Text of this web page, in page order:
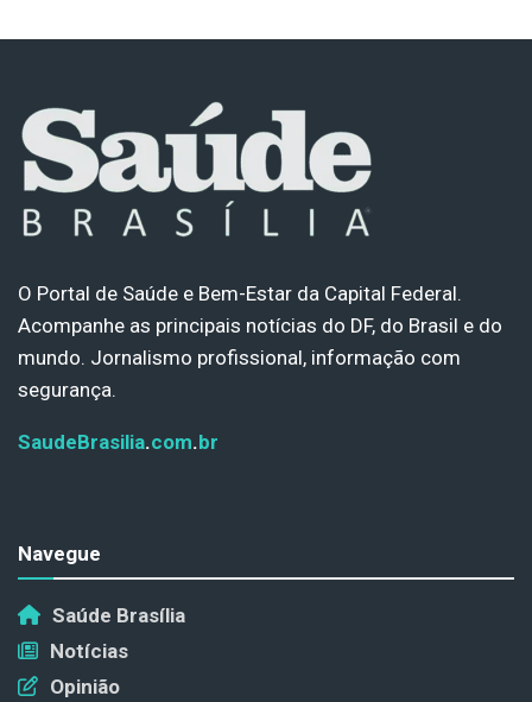
O Portal de Saúde e Bem-Estar da Capital Federal.
Acompanhe as principais notícias do DF, do Brasil e do
mundo. Jornalismo profissional, informação com
segurança.
SaudeBrasilia.com.br
Navegue
Saúde Brasília
Notícias
Opinião